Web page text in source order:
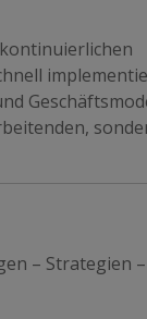
– Strategien –